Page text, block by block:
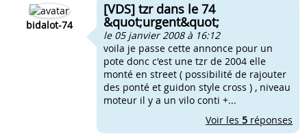
bidalot-74
[VDS] tzr dans le 74
&quot;urgent&quot;
le 05 janvier 2008 à 16:12
voila je passe cette annonce pour un
pote donc c'est une tzr de 2004 elle
monté en street ( possibilité de rajouter
des ponté et guidon style cross ) , niveau
moteur il y a un vilo conti +...
Voir les 5 réponses